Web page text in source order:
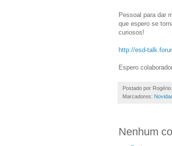
Pessoal para dar
que espero se
curiosos!
http://esd-
Espero
Postado por Rogério
Marcadores:
Nenhum